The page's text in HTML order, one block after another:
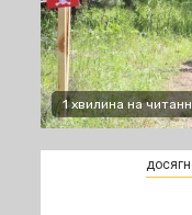
1 хвилина на